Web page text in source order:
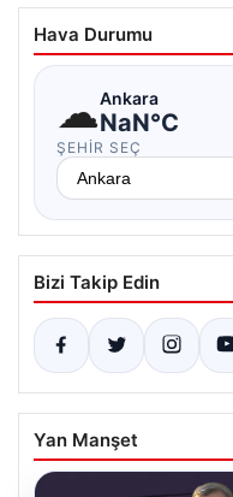
Hava Durumu
☁Ankara
NaN°C
ŞEHIR SEÇ
Bizi Takip Edin
Yan Manşet